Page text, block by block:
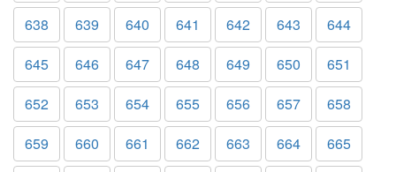
638
639 640 641 642 643
644
645
646 647 648 649 650
651
652
653 654 655 656 657
658
659
660 661 662 663 664
665